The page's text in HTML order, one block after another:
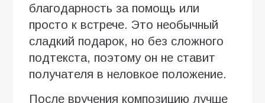
благодарность за помощь или
просто к встрече. Это необычный
сладкий подарок, но без сложного
подтекста, поэтому он не ставит
получателя в неловкое положение.
После вручения композицию лучше